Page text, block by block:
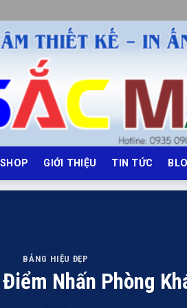
SHOP GIỚI THIỆU TIN TỨC
BẢNG HIỆU ĐẸP
Nhấn Phòng